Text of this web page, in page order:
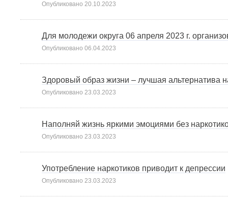
Опубликовано 20.10.2023
Для молодежи округа 06 апреля 2023 г.
Опубликовано 06.04.2023
Здоровый образ жизни – лучшая альтернатива
Опубликовано 23.03.2023
Наполняй жизнь яркими эмоциями без
Опубликовано 23.03.2023
Употребление наркотиков приводит к депрессии
Опубликовано 23.03.2023